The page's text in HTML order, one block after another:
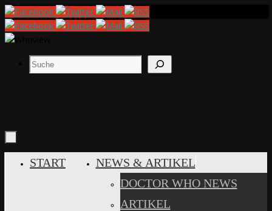
Zum
Inhalt
springen
Suchen
INHALT
START
NEWS & ARTIKEL
DOCTOR WHO NEWS
ARTIKEL